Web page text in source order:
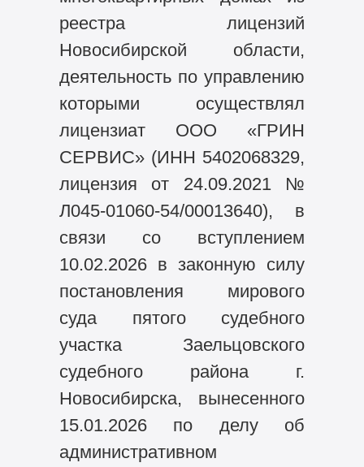
реестра лицензий
Новосибирской области,
деятельность по управлению
которыми осуществлял
лицензиат ООО «ГРИН
СЕРВИС» (ИНН 5402068329,
лицензия от 24.09.2021 №
Л045-01060-54/00013640), в
связи со вступлением
10.02.2026 в законную силу
постановления мирового
суда пятого судебного
участка Заельцовского
судебного района г.
Новосибирска, вынесенного
15.01.2026 по делу об
административном